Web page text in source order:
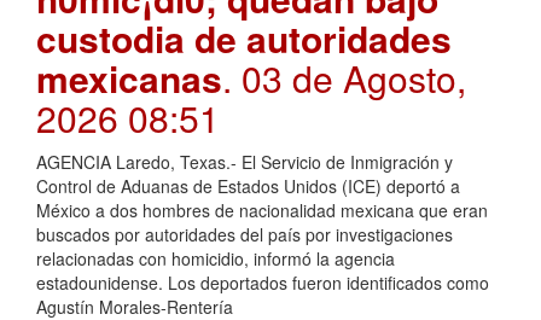
custodia de autoridades
mexicanas. 03 de Agosto,
2026 08:51
AGENCIA Laredo, Texas.- El Servicio de Inmigración y
Control de Aduanas de Estados Unidos (ICE) deportó a
México a dos hombres de nacionalidad mexicana que eran
buscados por autoridades del país por investigaciones
relacionadas con homicidio, informó la agencia
estadounidense. Los deportados fueron identificados como
Agustín Morales-Rentería